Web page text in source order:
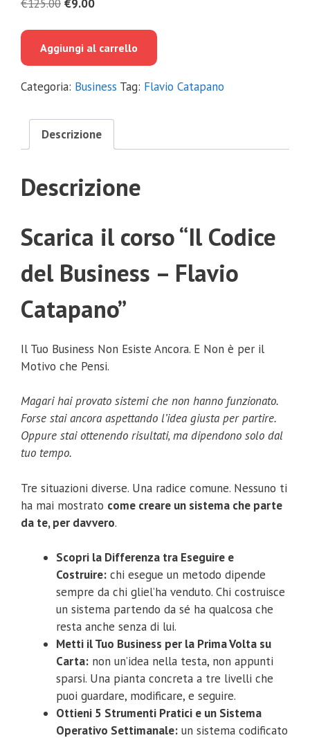
€125.00
era:
€9.00
è:
Aggiungi al carrello
Categoria: Business Tag: Flavio Catapano
Descrizione
Descrizione
Scarica il corso “Il Codice
del Business – Flavio
Catapano”
Il Tuo Business Non Esiste Ancora. E Non è per il
Motivo che Pensi.
Magari hai provato sistemi che non hanno funzionato.
Forse stai ancora aspettando l’idea giusta per partire.
Oppure stai ottenendo risultati, ma dipendono solo dal
tuo tempo.
Tre situazioni diverse. Una radice comune. Nessuno ti
ha mai mostrato come creare un sistema che parte
da te, per davvero.
Scopri la Differenza tra Eseguire e
Costruire: chi esegue un metodo dipende
sempre da chi gliel’ha venduto. Chi costruisce
un sistema partendo da sé ha qualcosa che
resta anche senza di lui.
Metti il Tuo Business per la Prima Volta su
Carta: non un’idea nella testa, non appunti
sparsi. Una pianta concreta a tre livelli che
puoi guardare, modificare, e seguire.
Ottieni 5 Strumenti Pratici e un Sistema
Operativo Settimanale: un sistema codificato